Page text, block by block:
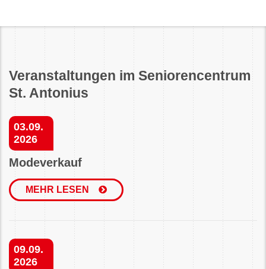
Veranstaltungen im Seniorencentrum
St. Antonius
03.09.
2026
Modeverkauf
MEHR LESEN
09.09.
2026